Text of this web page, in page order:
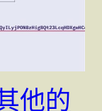
他的